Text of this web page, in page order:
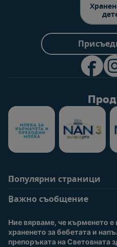
Популярни страници
Често задавани
За нас
Важно съобщение
Ние вярваме, че кърменето е
храненето за бебетата и
препоръката на Световната